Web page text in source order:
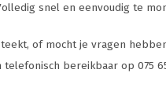
snel en eenvoudig te
of mocht je vragen
bereikbaar op 075